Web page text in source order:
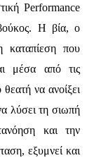
Performance
Η βία, ο
καταπίεση που
μέσα από τις
να ανοίξει
λύσει τη σιωπή
και την
εξυμνεί και